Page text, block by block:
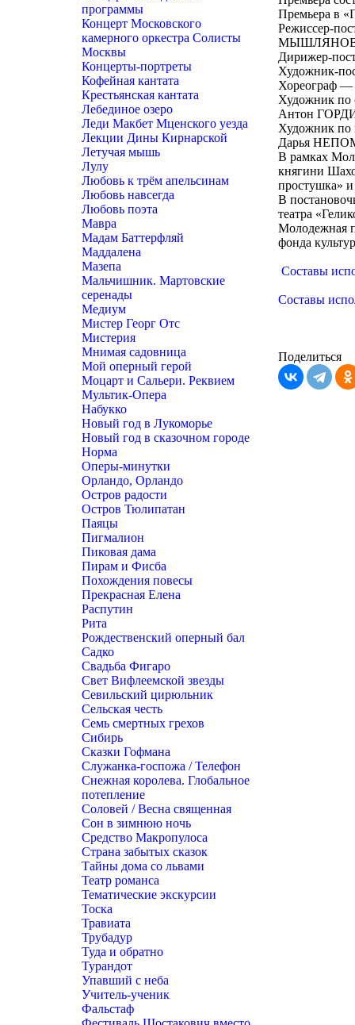
программы
Концерт Московского
камерного оркестра Солисты
Москвы
Концерты-портреты
Кофейная кантата
Крестьянская кантата
Лебединое озеро
Леди Макбет Мценского уезда
Лекции Дины Кирнарской
Летучая мышь
Лулу
Любовь к трём апельсинам
Любовь навсегда
Любовь поэта
Мавра
Мадам Баттерфляй
Маддалена
Мазепа
Мальчишник. Мартовские
серенады
Медиум
Мистер Георг Отс
Мистерия
Мнимая садовница
Мой оперный герой
Моцарт и Сальери. Реквием
Мультик-Опера
Набукко
Новый год в Лукоморье
Новый год в сказочном городе
Норма
Оперы-минутки
Орландо, Орландо
Остров радости
Остров Тюлипатан
Паяцы
Пигмалион
Пиковая дама
Пирам и Фисба
Похождения повесы
Прекрасная Елена
Распутин
Рита
Рождественский оперный бал
Садко
Свадьба Фигаро
Свет Вифлеемской звезды
Севильский цирюльник
Сельская честь
Семь смертных грехов
Сибирь
Сказки Гофмана
Служанка-госпожа / Телефон
Снежная королева. Глобальное
потепление
Соловей / Весна священная
Сон в зимнюю ночь
Средство Макропулоса
Страна забытых сказок
Тайны дома со львами
Театр романса
Тематические экскурсии
Тоска
Травиата
Трубадур
Туда и обратно
Турандот
Упавший с неба
Учитель-ученик
Фальстаф
Премьера в
Режиссер-
Дирижер-
Художник-
Хореограф
Художник по
Антон
Художник по
Дарья
В рамках
княгини
простушка» и
В
театра
Молодежная
фонда
Составы
Составы
Поделиться